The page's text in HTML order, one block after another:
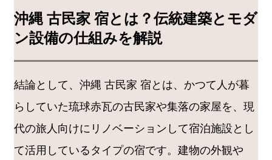
沖縄 古民家 宿とは？伝統建築とモダ
ン設備の仕組みを解説
結論として、沖縄 古民家 宿とは、かつて人が暮
らしていた琉球赤瓦の古民家や集落の家屋を、現
代の旅人向けにリノベーションして宿泊施設とし
て活用しているタイプの宿です。建物の外観や